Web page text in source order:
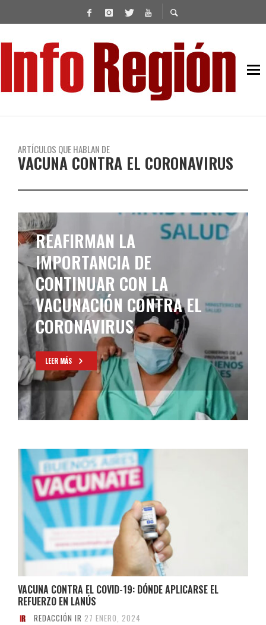
ARTÍCULOS QUE HABLAN DE
VACUNA CONTRA EL CORONAVIRUS
SPUTNIK V FUE RECONOCIDA
COMO LA VACUNA DE
VECTOR VIRAL MÁS EFICAZ
CONTRA EL CORONAVIRUS
LEER MÁS
VACUNA CONTRA EL COVID-19: DÓNDE APLICARSE EL
REFUERZO EN LANÚS
REDACCIÓN IR 27 ENERO, 2024